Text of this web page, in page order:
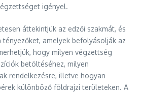
igényel.
áttekintjük az edzői szakmát, és
amelyek befolyásolják az
hogy milyen végzettség
betöltéséhez, milyen
rendelkezésre, illetve hogyan
különböző földrajzi területeken. A